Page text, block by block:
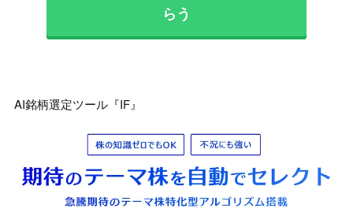
らう
AI銘柄選定ツール『IF』